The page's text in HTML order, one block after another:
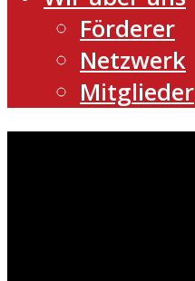
Förderer
Netzwerk
Mitglieder